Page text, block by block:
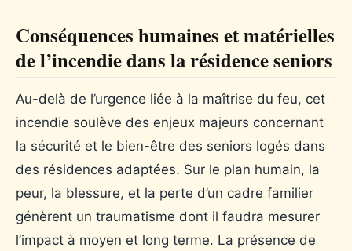
Conséquences humaines et matérielles
de l’incendie dans la résidence seniors
Au-delà de l’urgence liée à la maîtrise du feu, cet
incendie soulève des enjeux majeurs concernant
la sécurité et le bien-être des seniors logés dans
des résidences adaptées. Sur le plan humain, la
peur, la blessure, et la perte d’un cadre familier
génèrent un traumatisme dont il faudra mesurer
l’impact à moyen et long terme. La présence de